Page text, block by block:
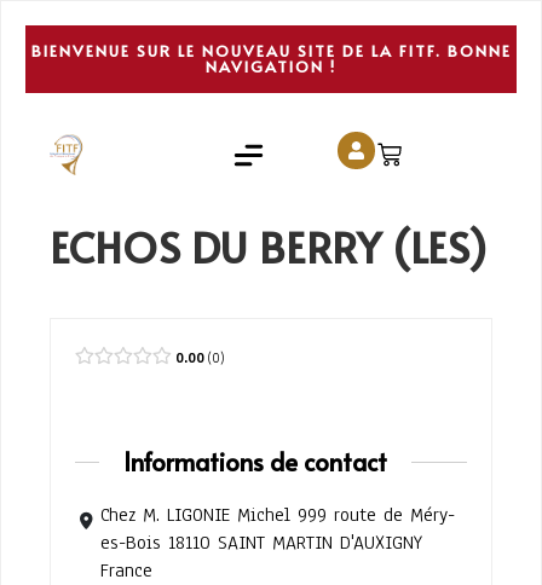
BIENVENUE SUR LE NOUVEAU SITE DE LA FITF. BONNE
NAVIGATION !
ECHOS DU BERRY (LES)
0.00 0
Informations de contact
Chez M. LIGONIE Michel 999 route de Méry-
es-Bois 18110 SAINT MARTIN D'AUXIGNY
France